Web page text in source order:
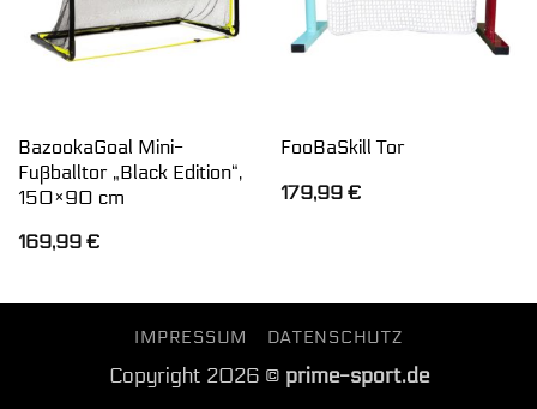
BazookaGoal Mini-
Fußballtor „Black Edition“,
150×90 cm
169,99 €
FooBaSkill Tor
179,99 €
IMPRESSUM DATENSCHUTZ
Copyright 2026 © prime-sport.de